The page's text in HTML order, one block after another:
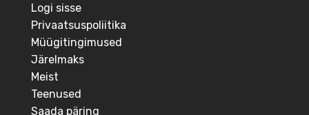
Logi sisse
Privaatsuspoliitika
Müügitingimused
Järelmaks
Meist
Teenused
Saada päring